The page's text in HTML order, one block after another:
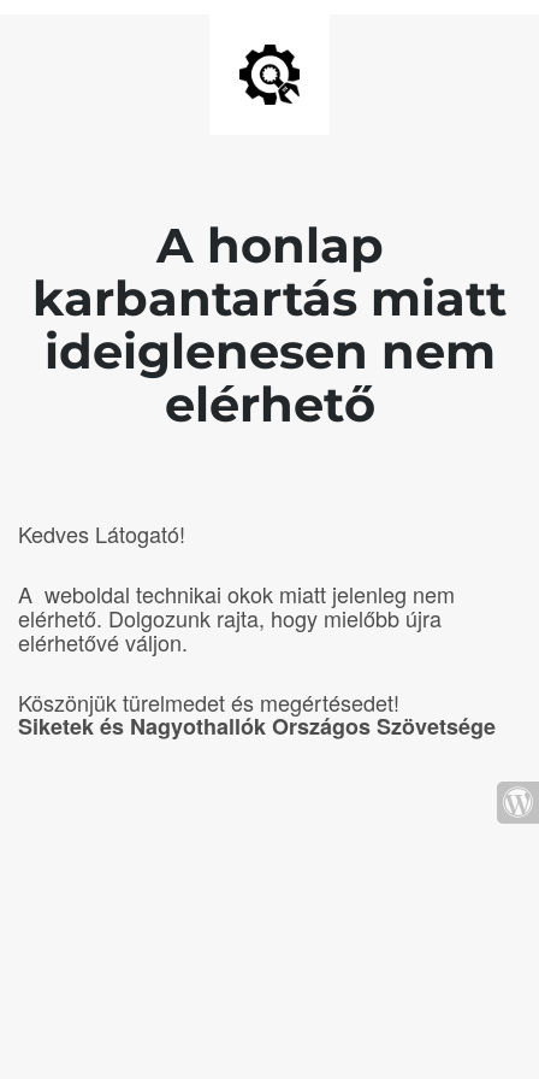
A honlap
karbantartás miatt
ideiglenesen nem
elérhető
Kedves Látogató!
A weboldal technikai okok miatt jelenleg nem
elérhető. Dolgozunk rajta, hogy mielőbb újra
elérhetővé váljon.
Köszönjük türelmedet és megértésedet!
Siketek és Nagyothallók Országos Szövetsége